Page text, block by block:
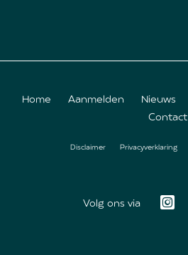
Home Aanmelden Nieuws
Contact
Footer
Disclaimer Privacyverklaring
Volg ons via